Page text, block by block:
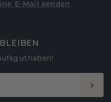
E-Mail senden